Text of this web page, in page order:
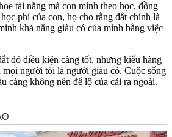
tài năng mà con mình theo học, đồng
phí của con, họ cho rằng đắt chính là
khả năng giàu có của mình bằng việc
đỏ điều kiện càng tốt, nhưng kiểu hàng
người tôi là người giàu có. Cuộc sống
càng không nên để lộ của cải ra ngoài.